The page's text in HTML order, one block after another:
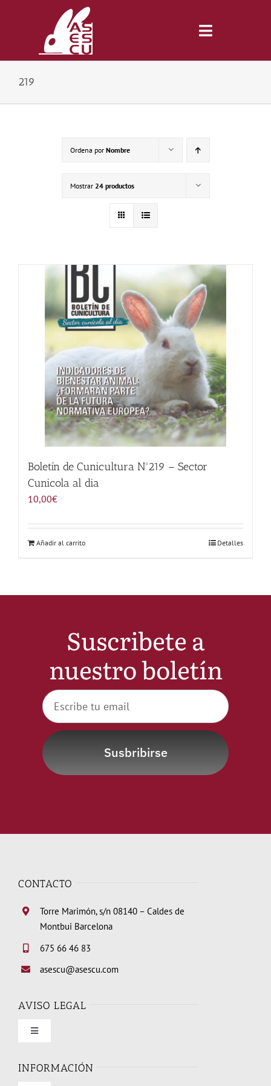
Toggle
Inicio
Hazte Socio
Contactar
WooCommerce My Account
WooCommerce Cart
219
Ordena por Nombre
Mostrar 24 productos
Boletín de Cunicultura Nº219 – Sector
Cunicola al dia
10,00€
Añadir al carrito Detalles
Suscribete a
nuestro boletín
Susbribirse
CONTACTO
Torre Marimón, s/n 08140 – Caldes de
Montbui Barcelona
675 66 46 83
asescu@asescu.com
AVISO LEGAL
Toggle
Condiciones de uso
INFORMACIÓN